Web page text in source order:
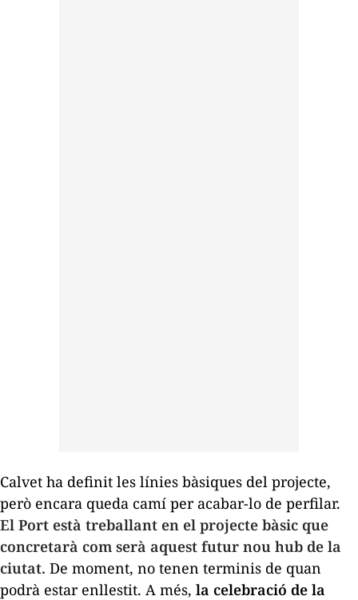
Calvet ha definit les línies bàsiques del projecte,
però encara queda camí per acabar-lo de perfilar.
El Port està treballant en el projecte bàsic que
concretarà com serà aquest futur nou hub de la
ciutat. De moment, no tenen terminis de quan
podrà estar enllestit. A més, la celebració de la